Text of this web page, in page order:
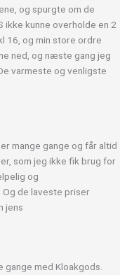
og spurgte om de
kunne overholde en 2
16, og min store ordre
ned, og næste gang jeg
varmeste og venligste
mange gange og får altid
som jeg ikke fik brug for
og
de laveste priser
jens
med Kloakgods.